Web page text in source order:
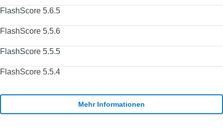
FlashScore 5.6.5
FlashScore 5.5.6
FlashScore 5.5.5
FlashScore 5.5.4
Mehr Informationen